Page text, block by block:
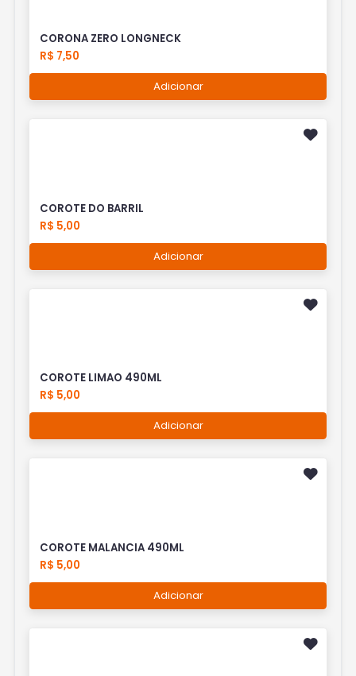
CORONA ZERO LONGNECK
R$ 7,50
Adicionar
COROTE DO BARRIL
R$ 5,00
Adicionar
COROTE LIMAO 490ML
R$ 5,00
Adicionar
COROTE MALANCIA 490ML
R$ 5,00
Adicionar